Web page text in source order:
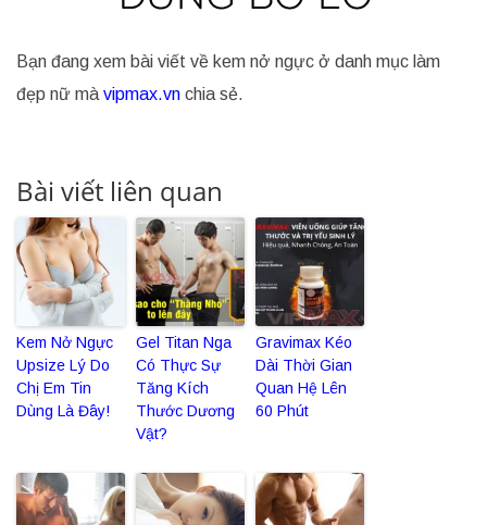
Bạn đang xem bài viết về kem nở ngực ở danh mục làm
đẹp nữ mà vipmax.vn chia sẻ.
Bài viết liên quan
Kem Nở Ngực
Upsize Lý Do
Chị Em Tin
Dùng Là Đây!
Gel Titan Nga
Có Thực Sự
Tăng Kích
Thước Dương
Vật?
Gravimax Kéo
Dài Thời Gian
Quan Hệ Lên
60 Phút